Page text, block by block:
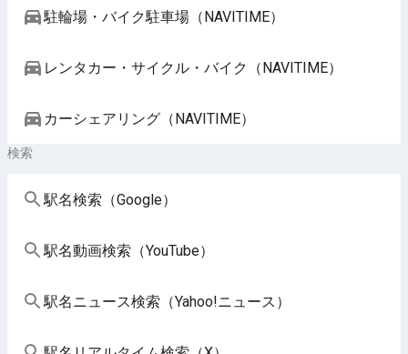
駐輪場・バイク駐車場（NAVITIME）
レンタカー・サイクル・バイク（NAVITIME）
カーシェアリング（NAVITIME）
検索
駅名検索（Google）
駅名動画検索（YouTube）
駅名ニュース検索（Yahoo!ニュース）